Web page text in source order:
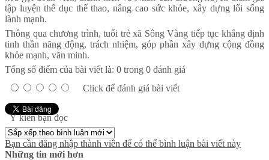
tập luyện thể dục thể thao, nâng cao sức khỏe, xây dựng lối sống
lành mạnh.
Thông qua chương trình, tuổi trẻ xã Sông Vàng tiếp tục khẳng định
tinh thần năng động, trách nhiệm, góp phần xây dựng cộng đồng
khỏe mạnh, văn minh.
Tổng số điểm của bài viết là: 0 trong 0 đánh giá
Click để đánh giá bài viết
Ý kiến bạn đọc
Bạn cần đăng nhập thành viên để có thể bình luận bài viết này
Những tin mới hơn